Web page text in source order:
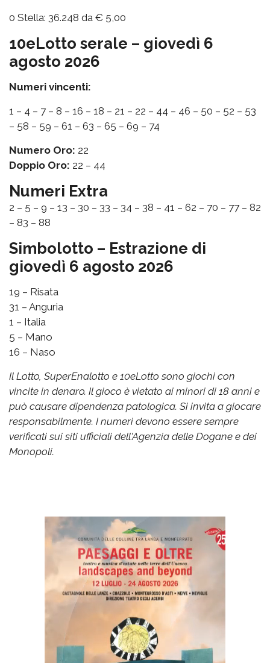
0 Stella: 36.248 da € 5,00
10eLotto serale – giovedì 6
agosto 2026
Numeri vincenti:
1 – 4 – 7 – 8 – 16 – 18 – 21 – 22 – 44 – 46 – 50 – 52 – 53
– 58 – 59 – 61 – 63 – 65 – 69 – 74
Numero Oro: 22
Doppio Oro: 22 – 44
Numeri Extra
2 – 5 – 9 – 13 – 30 – 33 – 34 – 38 – 41 – 62 – 70 – 77 – 82
– 83 – 88
Simbolotto – Estrazione di
giovedì 6 agosto 2026
19 – Risata
31 – Anguria
1 – Italia
5 – Mano
16 – Naso
Il Lotto, SuperEnalotto e 10eLotto sono giochi con
vincite in denaro. Il gioco è vietato ai minori di 18 anni e
può causare dipendenza patologica. Si invita a giocare
responsabilmente. I numeri devono essere sempre
verificati sui siti ufficiali dell'Agenzia delle Dogane e dei
Monopoli.